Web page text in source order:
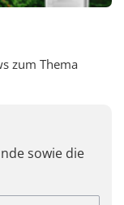
zum Thema
sowie die